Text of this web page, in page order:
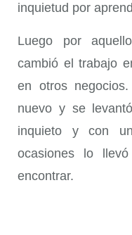
inquietud por
Luego por
cambió el trabajo
en otros
nuevo y se
inquieto y con
ocasiones lo
encontrar.